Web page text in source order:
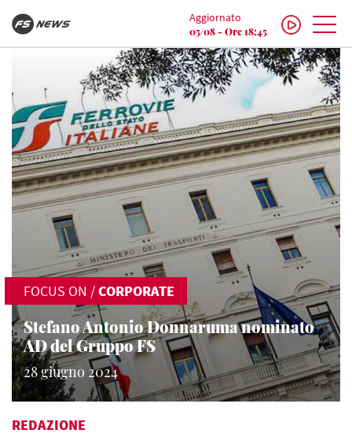
Aggiornato
05/08 - Ore 18:45
FOCUS ON /CORPORATE
Stefano Antonio Donnaruma nominato
AD del Gruppo FS
28 giugno 2024
REDAZIONE